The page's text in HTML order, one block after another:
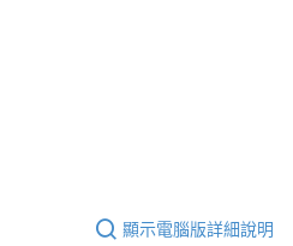
顯示電腦版詳細說明